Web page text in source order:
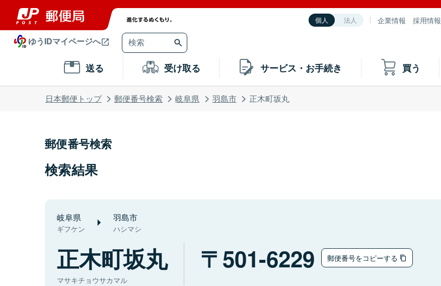
個人 法人 企業情報 採用情報
ゆうIDマイページへ
送る 受け取る サービス・お手続き 買う
日本郵便トップ 郵便番号検索 岐阜県 羽島市 正木町坂丸
郵便番号検索
検索結果
岐阜県
ギフケン
羽島市
ハシマシ
正木町坂丸
マサキチョウサカマル
501-6229 郵便番号をコピーする